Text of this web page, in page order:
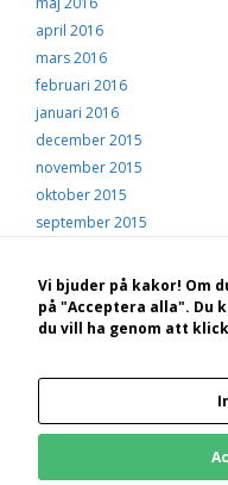
april 2016
mars 2016
februari 2016
januari 2016
december 2015
november 2015
oktober 2015
september 2015
juli 2015
juni 2015
maj 2015
© 2026
Bakom Hälsingekusten.se står:
Kungsgården Långvind, 825 96
Vi bjuder på kakor! Om
på "Acceptera alla". Du
du vill ha genom att